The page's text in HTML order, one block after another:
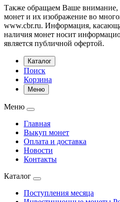
Также обращаем Ваше внимание,
монет и их изображение во
www.cbr.ru. Информация,
наличия монет носит
является публичной офертой.
Каталог
Поиск
Корзина
Меню
Меню
Главная
Выкуп монет
Оплата и доставка
Новости
Контакты
Каталог
Поступления месяца